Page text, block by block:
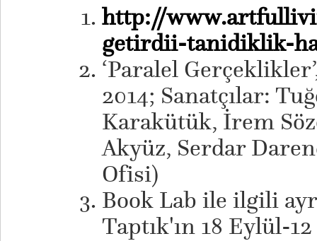
http://
getirdii-tanidiklik-
‘Paralel
2014; Sanatçılar:
Karakütük, İrem
Akyüz, Serdar
Ofisi)
Book Lab ile ilgili
Taptık'ın 18 Eylül-